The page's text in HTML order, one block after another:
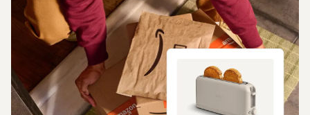
观
视
频
新卖
家指
估算
收入
和配
送成
本
根据配
送方式
获取商品评论
通过 Amazon Vine 获得高质
量的评论
解锁品牌分析
通过品牌分析获取可操作的
绩效数据
卖家自配送 (FBM)
进行更快、更便宜、更准确
的配送
推广
在亚马逊商城内外吸引更多
买家
如何在线销售
简要了解电子商务业务的经
什么是直运？
了解如何外包处理和配送
中
文